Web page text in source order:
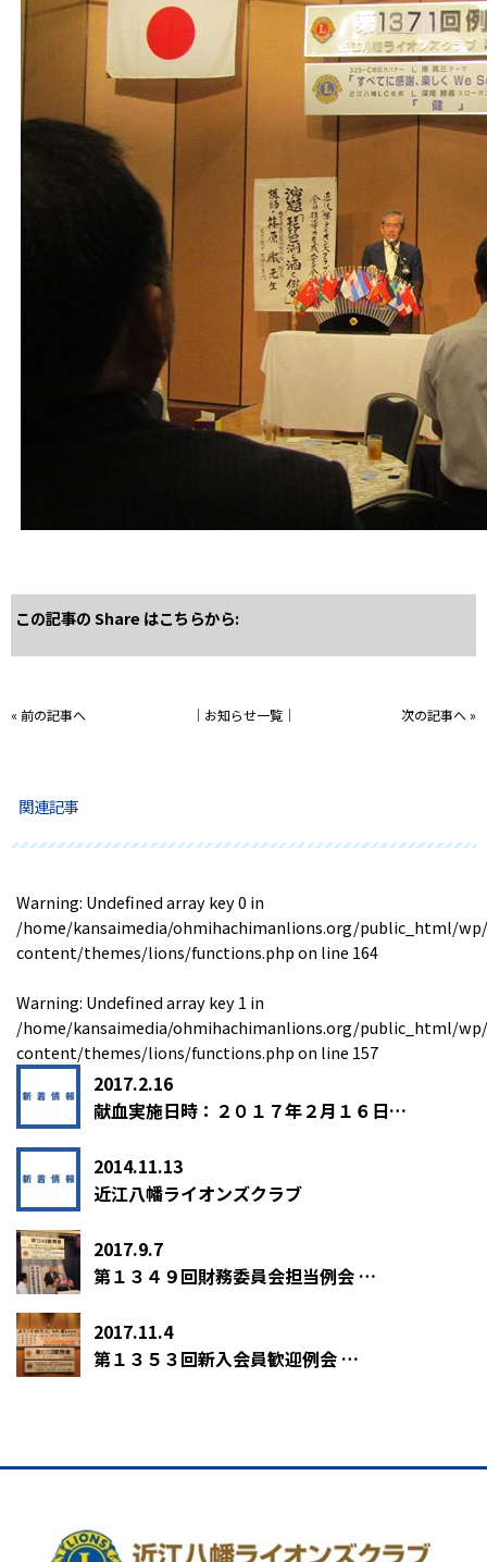
この記事の Share はこちらから:
« 前の記事へ │ お知らせ一覧│ 次の記事へ»
関連記事
Warning: Undefined array key 0 in
/home/kansaimedia/ohmihachimanlions.org/public_html/
content/themes/lions/functions.phpon line 164
Warning: Undefined array key 1 in
/home/kansaimedia/ohmihachimanlions.org/public_html/
content/themes/lions/functions.phpon line 157
2017.2.16
献血実施日時：２０１７年２月１６日…
2014.11.13
近江八幡ライオンズクラブ
2017.9.7
第１３４９回財務委員会担当例会 …
2017.11.4
第１３５３回新入会員歓迎例会 …